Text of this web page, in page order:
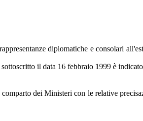
diplomatiche e consolari
il data 16 febbraio 1999 è
dei Ministeri con le relative